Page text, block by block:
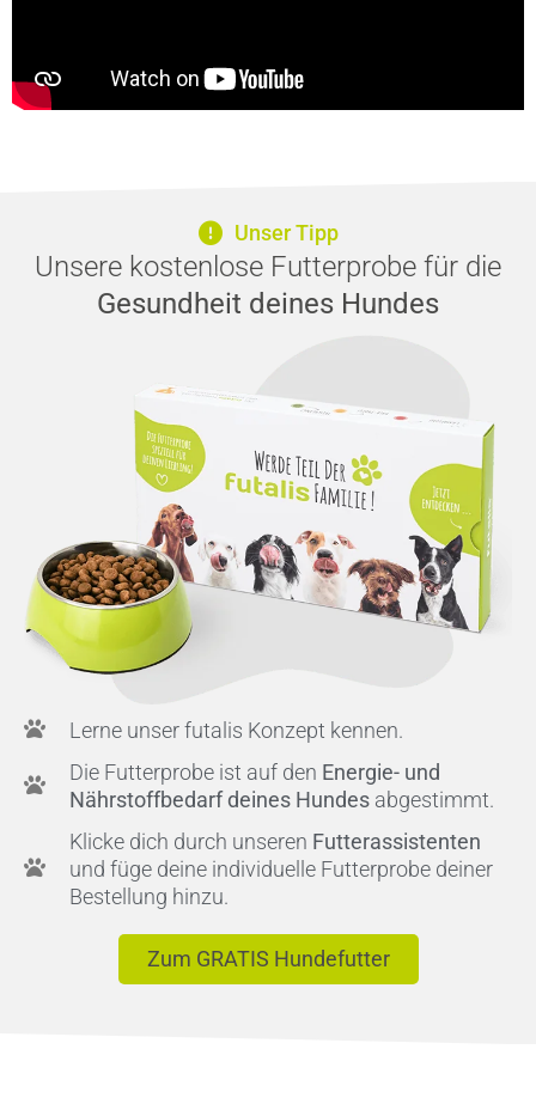
Unser Tipp
Unsere kostenlose Futterprobe für die
Gesundheit deines Hundes
Lerne unser futalis Konzept kennen.
Die Futterprobe ist auf den Energie- und
Nährstoffbedarf deines Hundesabgestimmt.
Klicke dich durch unseren Futterassistenten
und füge deine individuelle Futterprobe deiner
Bestellung hinzu.
Zum GRATIS Hundefutter